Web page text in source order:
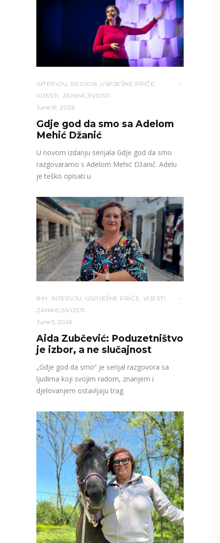
INTERVJU REGION USPJEŠNE PRIČE
VIJESTI
ZANIMLJIVOSTI
June 19, 2026
Gdje god da smo sa Adelom
Mehić Džanić
U novom izdanju serijala Gdje god da smo
razgovaramo s Adelom Mehić Džanić. Adelu
je teško opisati u
BIH , INTERVJU , USPJEŠNE PRIČE , VIJESTI,
ZANIMLJIVOSTI
June 5, 2026
Aida Zubčević: Poduzetništvo
je izbor, a ne slučajnost
„Gdje god da smo” je serijal razgovora sa
ljudima koji svojim radom, znanjem i
djelovanjem ostavljaju trag